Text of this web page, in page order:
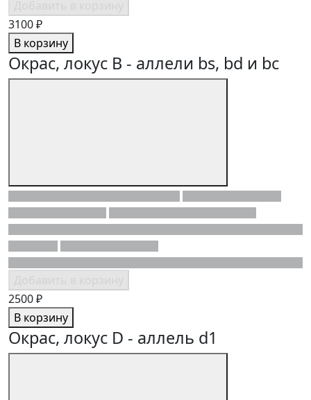
3100 ₽
В корзину
Окрас, локус B - аллели bs, bd и bc
2500 ₽
В корзину
Окрас, локус D - аллель d1